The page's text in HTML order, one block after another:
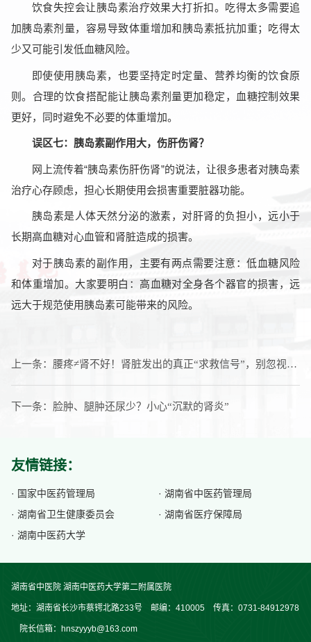
饮食失控会让胰岛素治疗效果大打折扣。吃得太多需要追
加胰岛素剂量，容易导致体重增加和胰岛素抵抗加重；吃得太
少又可能引发低血糖风险。
即使使用胰岛素，也要坚持定时定量、营养均衡的饮食原
则。合理的饮食搭配能让胰岛素剂量更加稳定，血糖控制效果
更好，同时避免不必要的体重增加。
误区七：胰岛素副作用大，伤肝伤肾？
网上流传着“胰岛素伤肝伤肾”的说法，让很多患者对胰岛素
治疗心存顾虑，担心长期使用会损害重要脏器功能。
胰岛素是人体天然分泌的激素，对肝肾的负担小，远小于
长期高血糖对心血管和肾脏造成的损害。
对于胰岛素的副作用，主要有两点需要注意：低血糖风险
和体重增加。大家要明白：高血糖对全身各个器官的损害，远
远大于规范使用胰岛素可能带来的风险。
上一条： 腰疼≠肾不好！肾脏发出的真正“求救信号”，别忽视最后一个
下一条： 脸肿、腿肿还尿少？小心“沉默的肾炎”
友情链接：
· 国家中医药管理局
· 湖南省中医药管理局
· 湖南省卫生健康委员会
· 湖南省医疗保障局
· 湖南中医药大学
湖南省中医院 湖南中医药大学第二附属医院
地址：湖南省长沙市蔡锷北路233号 邮编：410005 传真：0731-84912978
院长信箱：hnszyyyb@163.com